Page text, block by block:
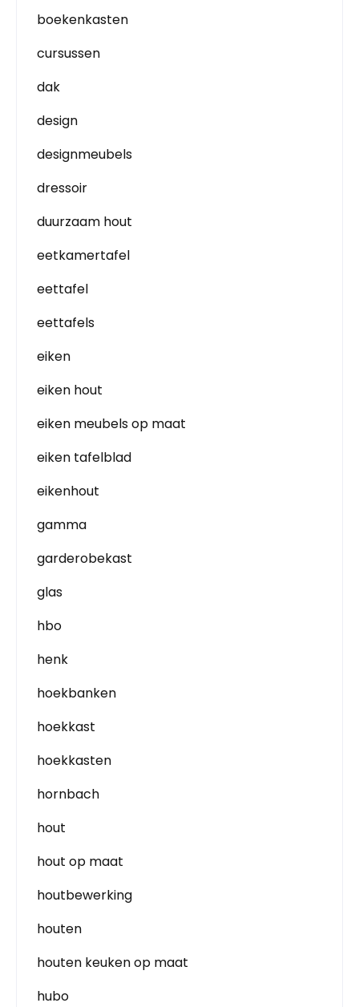
boekenkasten
cursussen
dak
design
designmeubels
dressoir
duurzaam hout
eetkamertafel
eettafel
eettafels
eiken
eiken hout
eiken meubels op maat
eiken tafelblad
eikenhout
gamma
garderobekast
glas
hbo
henk
hoekbanken
hoekkast
hoekkasten
hornbach
hout
hout op maat
houtbewerking
houten
houten keuken op maat
hubo